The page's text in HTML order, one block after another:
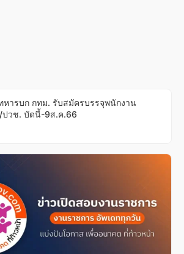
หารบก กทม. รับสมัครบรรจุพนักงาน
วช. บัดนี้-9ส.ค.66